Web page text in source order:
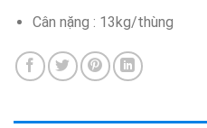
Cân nặng : 13kg/thùng